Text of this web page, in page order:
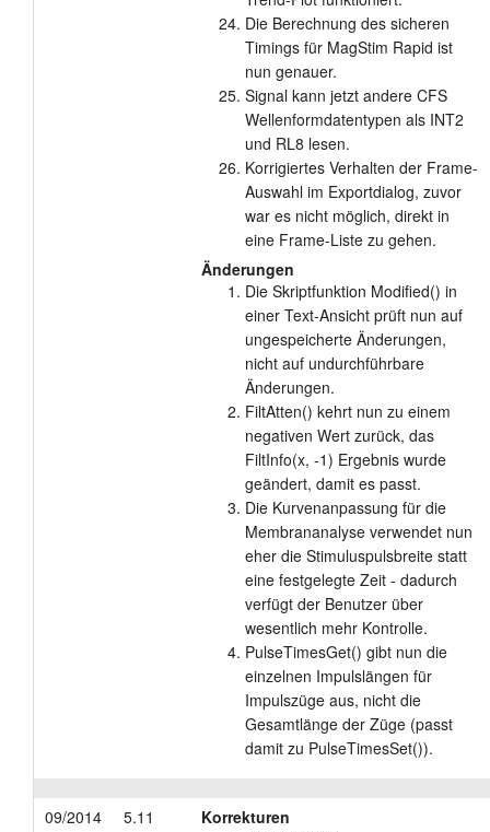
Die Berechnung des sicheren
Timings für MagStim Rapid ist
nun genauer.
Signal kann jetzt andere CFS
Wellenformdatentypen als INT2
und RL8 lesen.
Korrigiertes Verhalten der Frame-
Auswahl im Exportdialog, zuvor
war es nicht möglich, direkt in
eine Frame-Liste zu gehen.
Änderungen
Die Skriptfunktion Modified() in
einer Text-Ansicht prüft nun auf
ungespeicherte Änderungen,
nicht auf undurchführbare
Änderungen.
FiltAtten() kehrt nun zu einem
negativen Wert zurück, das
FiltInfo(x, -1) Ergebnis wurde
geändert, damit es passt.
Die Kurvenanpassung für die
Membrananalyse verwendet nun
eher die Stimuluspulsbreite statt
eine festgelegte Zeit - dadurch
verfügt der Benutzer über
wesentlich mehr Kontrolle.
PulseTimesGet() gibt nun die
einzelnen Impulslängen für
Impulszüge aus, nicht die
Gesamtlänge der Züge (passt
damit zu PulseTimesSet()).
09/2014 5.11
Korrekturen